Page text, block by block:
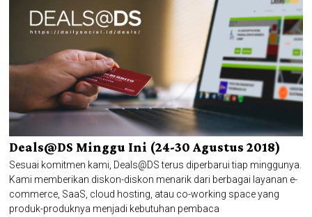
Deals@DS Minggu Ini (24-30 Agustus 2018)
Sesuai komitmen kami, Deals@DS terus diperbarui tiap minggunya.
Kami memberikan diskon-diskon menarik dari berbagai layanan e-
commerce, SaaS, cloud hosting, atau co-working space yang
produk-produknya menjadi kebutuhan pembaca